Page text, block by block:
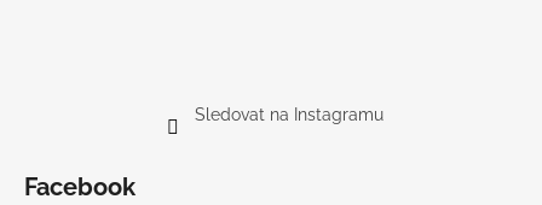
Sledovat na Instagramu
Facebook